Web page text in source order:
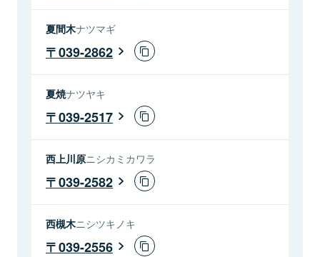
夏間木ナツマギ
039-2862
夏焼ナツヤキ
039-2517
西上川原ニシカミカワラ
039-2582
西槻木ニシツキノキ
039-2556